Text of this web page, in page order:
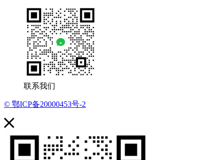
联系我们
© 鄂ICP备20000453号-2